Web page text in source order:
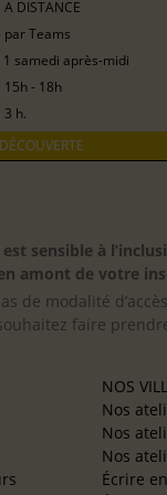
A DISTANCE
par Teams
1 samedi après-midi
15h - 18h
3 h.
DÉCOUVERTE
est sensible à
amont de votre
de modalité
faire
NOS
Nos
Nos
Nos
Écrire